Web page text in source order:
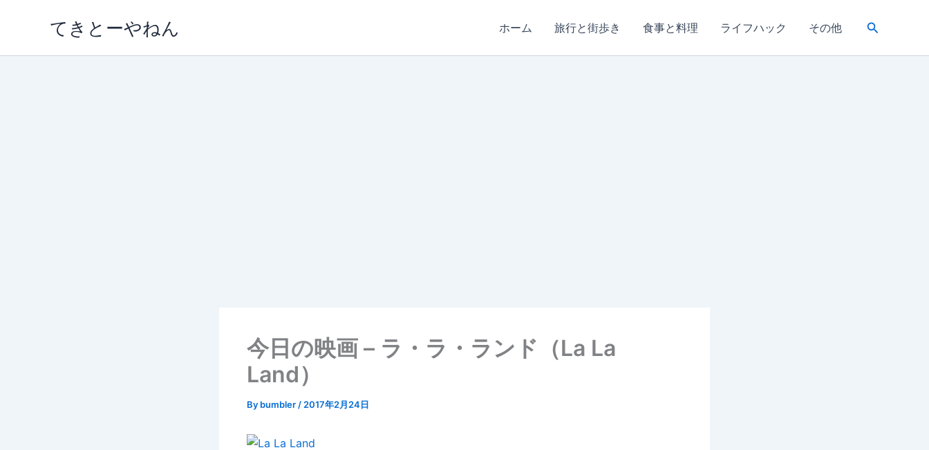
てきとーやねん ホーム 旅行と街歩き 食事と料理 ライフハック その他
検
今日の映画 – ラ・ラ・ランド（La La
Land）
By bumbler / 2017年2月24日